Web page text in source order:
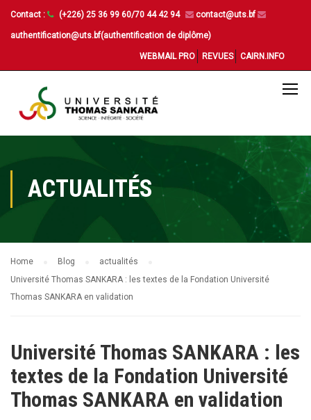
Contact : (+226) 25 36 99 60/70 44 42 94 contact@uts.bf
authentification@uts.bf(authentification de diplôme)
WEBMAIL PRO REVUES CAIRN.INFO
ACTUALITÉS
Home Blog
actualités
Université Thomas SANKARA : les textes de la Fondation Université
Thomas SANKARA en validation
Université Thomas SANKARA : les
textes de la Fondation Université
Thomas SANKARA en validation